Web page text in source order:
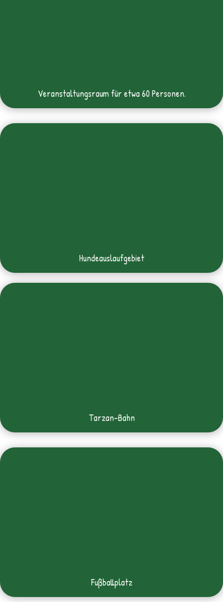
Veranstaltungsraum für etwa 60 Personen.
Hundeauslaufgebiet
Tarzan-Bahn
Fußballplatz